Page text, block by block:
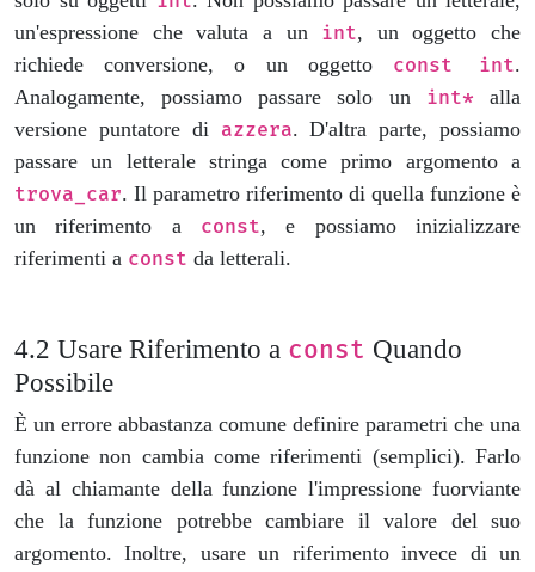
un'espressione che valuta a un int, un oggetto che
richiede conversione, o un oggetto const int.
Analogamente, possiamo passare solo un int* alla
versione puntatore di azzera. D'altra parte, possiamo
passare un letterale stringa come primo argomento a
trova_car. Il parametro riferimento di quella funzione è
un riferimento a const, e possiamo inizializzare
riferimenti a const da letterali.
Usare Riferimento a const Quando
Possibile
È un errore abbastanza comune definire parametri che una
funzione non cambia come riferimenti (semplici). Farlo
dà al chiamante della funzione l'impressione fuorviante
che la funzione potrebbe cambiare il valore del suo
argomento. Inoltre, usare un riferimento invece di un